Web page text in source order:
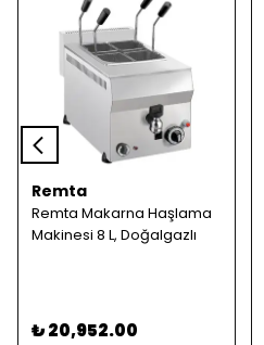
Remta
Remta Makarna Haşlama
Makinesi 8 L, Doğalgazlı
₺ 20,952.00